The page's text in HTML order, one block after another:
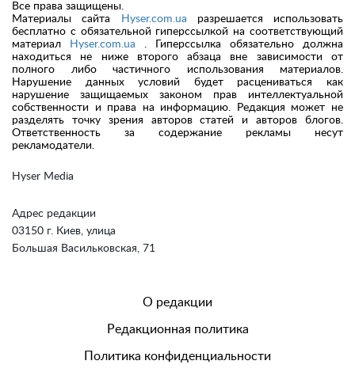
Hyser Media
Адрес редакции
03150 г. Киев, улица
Большая Васильковская, 71
Все права защищены.
Материалы сайта
Hyser.com.ua разрешается использовать
бесплатно с обязательной гиперссылкой на соответствующий
материал
Hyser.com.ua . Гиперссылка обязательно должна
находиться не ниже второго абзаца вне зависимости от
полного либо частичного использования материалов.
Нарушение данных условий будет расцениваться как
нарушение защищаемых законом прав интеллектуальной
собственности и права на информацию. Редакция может не
разделять точку зрения авторов статей и авторов блогов.
Ответственность за содержание рекламы несут
рекламодатели.
О редакции
Редакционная политика
Политика конфиденциальности